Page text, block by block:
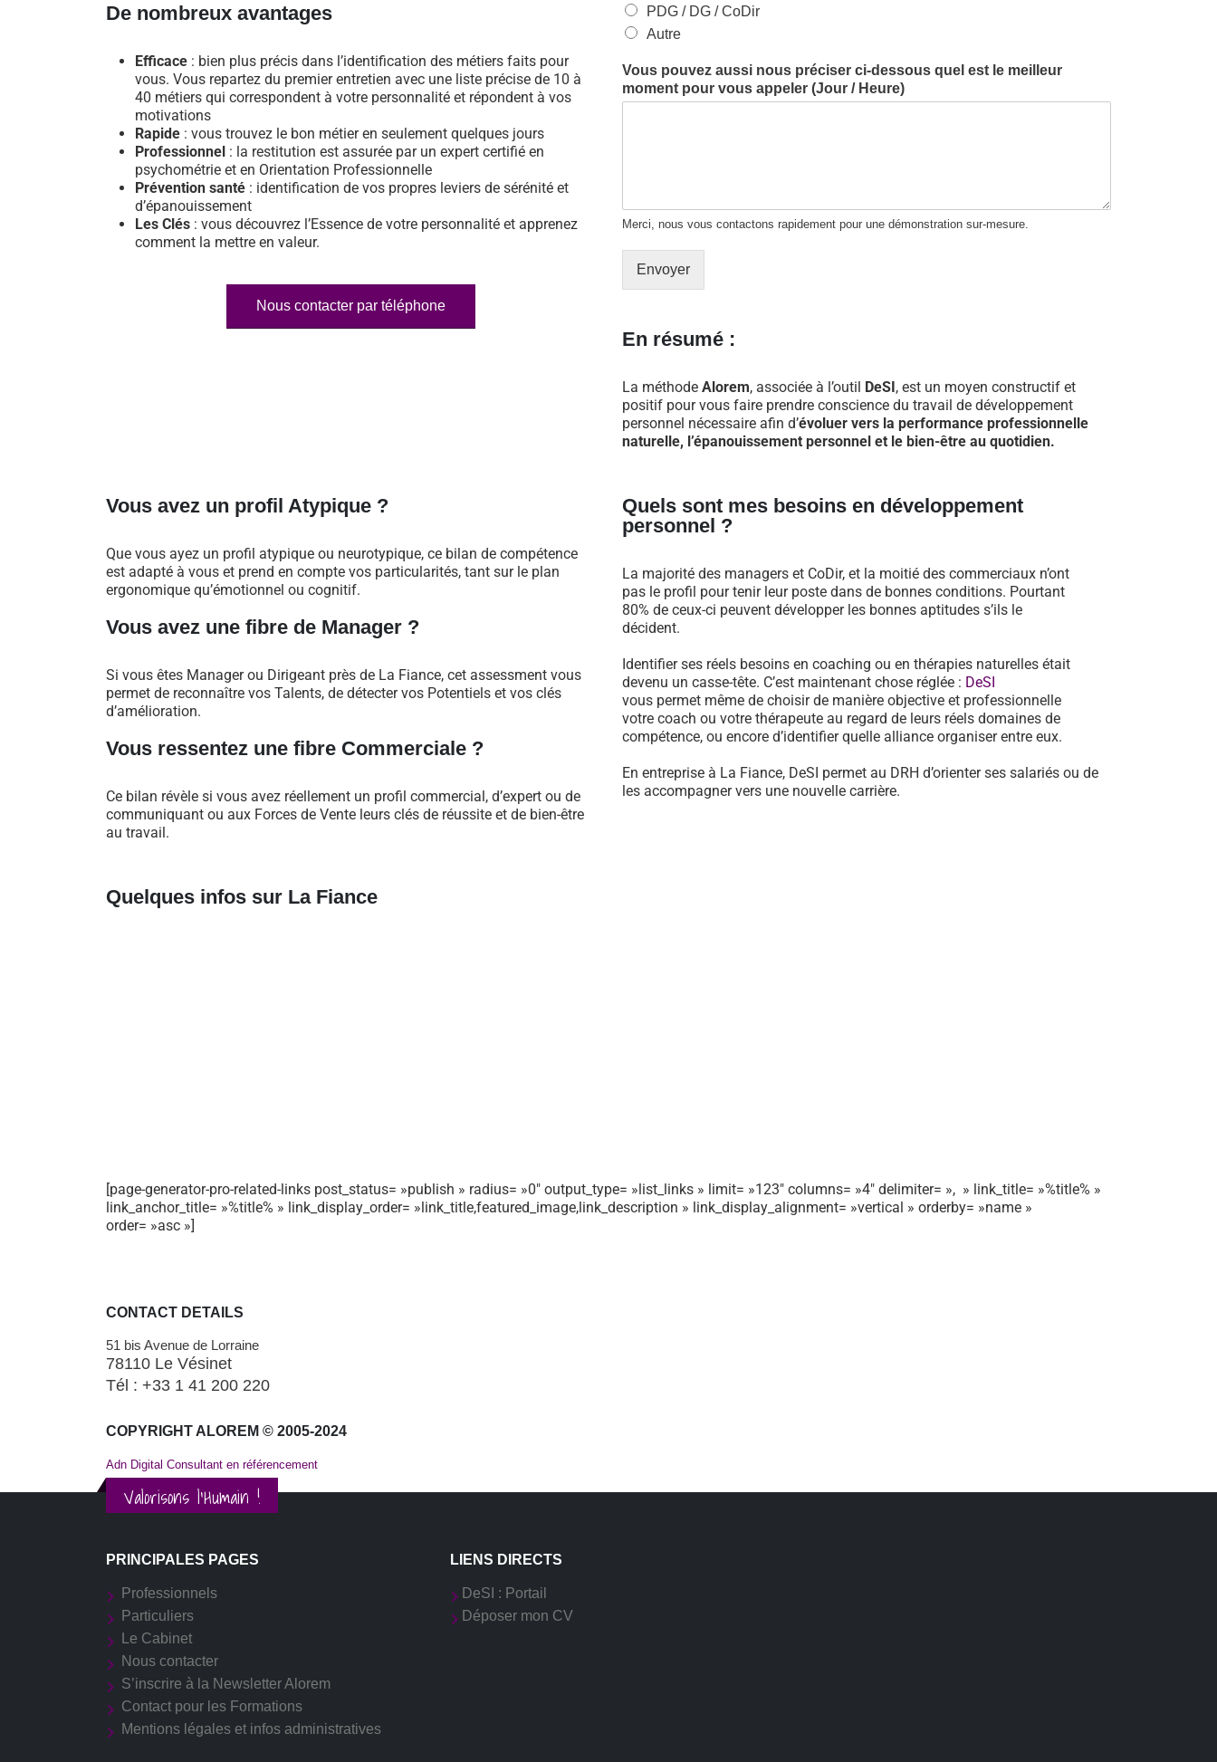
De nombreux avantages
Efficace : bien plus précis dans l’identification des métiers faits pour
vous. Vous repartez du premier entretien avec une liste précise de 10 à
40 métiers qui correspondent à votre personnalité et répondent à vos
motivations
Rapide : vous trouvez le bon métier en seulement quelques jours
Professionnel : la restitution est assurée par un expert certifié en
psychométrie et en Orientation Professionnelle
Prévention santé : identification de vos propres leviers de sérénité et
d’épanouissement
Les Clés : vous découvrez l’Essence de votre personnalité et apprenez
comment la mettre en valeur.
Nous contacter par téléphone
PDG / DG / CoDir
Autre
Vous pouvez aussi nous préciser ci-dessous quel est le meilleur
moment pour vous appeler (Jour / Heure)
Merci, nous vous contactons rapidement pour une démonstration sur-mesure.
Envoyer
En résumé :
La méthode Alorem, associée à l’outil DeSI, est un moyen constructif et
positif pour vous faire prendre conscience du travail de développement
personnel nécessaire afin d’évoluer vers la performance professionnelle
naturelle, l’épanouissement personnel et le bien-être au quotidien.
Vous avez un profil Atypique ?
Que vous ayez un profil atypique ou neurotypique, ce bilan de compétence
est adapté à vous et prend en compte vos particularités, tant sur le plan
ergonomique qu’émotionnel ou cognitif.
Vous avez une fibre de Manager ?
Si vous êtes Manager ou Dirigeant près de La Fiance, cet assessment vous
permet de reconnaître vos Talents, de détecter vos Potentiels et vos clés
d’amélioration.
Vous ressentez une fibre Commerciale ?
Ce bilan révèle si vous avez réellement un profil commercial, d’expert ou de
communiquant ou aux Forces de Vente leurs clés de réussite et de bien-être
au travail.
Quels sont mes besoins en développement
personnel ?
La majorité des managers et CoDir, et la moitié des commerciaux n’ont
pas le profil pour tenir leur poste dans de bonnes conditions. Pourtant
80% de ceux-ci peuvent développer les bonnes aptitudes s’ils le
décident.
Identifier ses réels besoins en coaching ou en thérapies naturelles était
devenu un casse-tête. C’est maintenant chose réglée : DeSI
vous permet même de choisir de manière objective et professionnelle
votre coach ou votre thérapeute au regard de leurs réels domaines de
compétence, ou encore d’identifier quelle alliance organiser entre eux.
En entreprise à La Fiance, DeSI permet au DRH d’orienter ses salariés ou de
les accompagner vers une nouvelle carrière.
Quelques infos sur La Fiance
[page-generator-pro-related-links post_status= »publish » radius= »0″ output_type= »list_links » limit= »123″ columns= »4″ delimiter= », » link_title= »%title% »
link_anchor_title= »%title% » link_display_order= »link_title,featured_image,link_description » link_display_alignment= »vertical » orderby= »name »
order= »asc »]
CONTACT DETAILS
51 bis Avenue de Lorraine
78110 Le Vésinet
Tél : +33 1 41 200 220
COPYRIGHT ALOREM © 2005-2024
Adn Digital Consultant en référencement
Valorisons l'Humain !
PRINCIPALES PAGES
Professionnels
Particuliers
Le Cabinet
Nous contacter
S’inscrire à la Newsletter Alorem
Contact pour les Formations
Mentions légales et infos administratives
LIENS DIRECTS
DeSI : Portail
Déposer mon CV